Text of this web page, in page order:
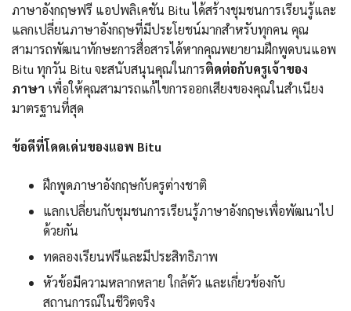
ภาษาอังกฤษฟรี แอปพลิเคชัน Bitu ได้สร้างชุมชนการเรียนรู้และ
แลกเปลี่ยนภาษาอังกฤษที่มีประโยชน์มากสำหรับทุกคน คุณ
สามารถพัฒนาทักษะการสื่อสารได้หากคุณพยายามฝึกพูดบนแอพ
Bitu ทุกวัน Bitu จะสนับสนุนคุณในการติดต่อกับครูเจ้าของ
ภาษา เพื่อให้คุณสามารถแก้ไขการออกเสียงของคุณในสำเนียง
มาตรฐานที่สุด
ข้อดีที่โดดเด่นของแอพ Bitu
ฝึกพูดภาษาอังกฤษกับครูต่างชาติ
แลกเปลี่ยนกับชุมชนการเรียนรู้ภาษาอังกฤษเพื่อพัฒนาไป
ด้วยกัน
ทดลองเรียนฟรีและมีประสิทธิภาพ
หัวข้อมีความหลากหลาย ใกล้ตัว และเกี่ยวข้องกับ
สถานการณ์ในชีวิตจริง